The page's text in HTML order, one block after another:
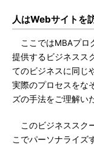
人はWebサイトを
ここではMBAプロ
提供するビジネスス
てのビジネスに同じ
実際のプロセスをな
ズの手法をご理解い
このビジネススク
こでパーソナライズ